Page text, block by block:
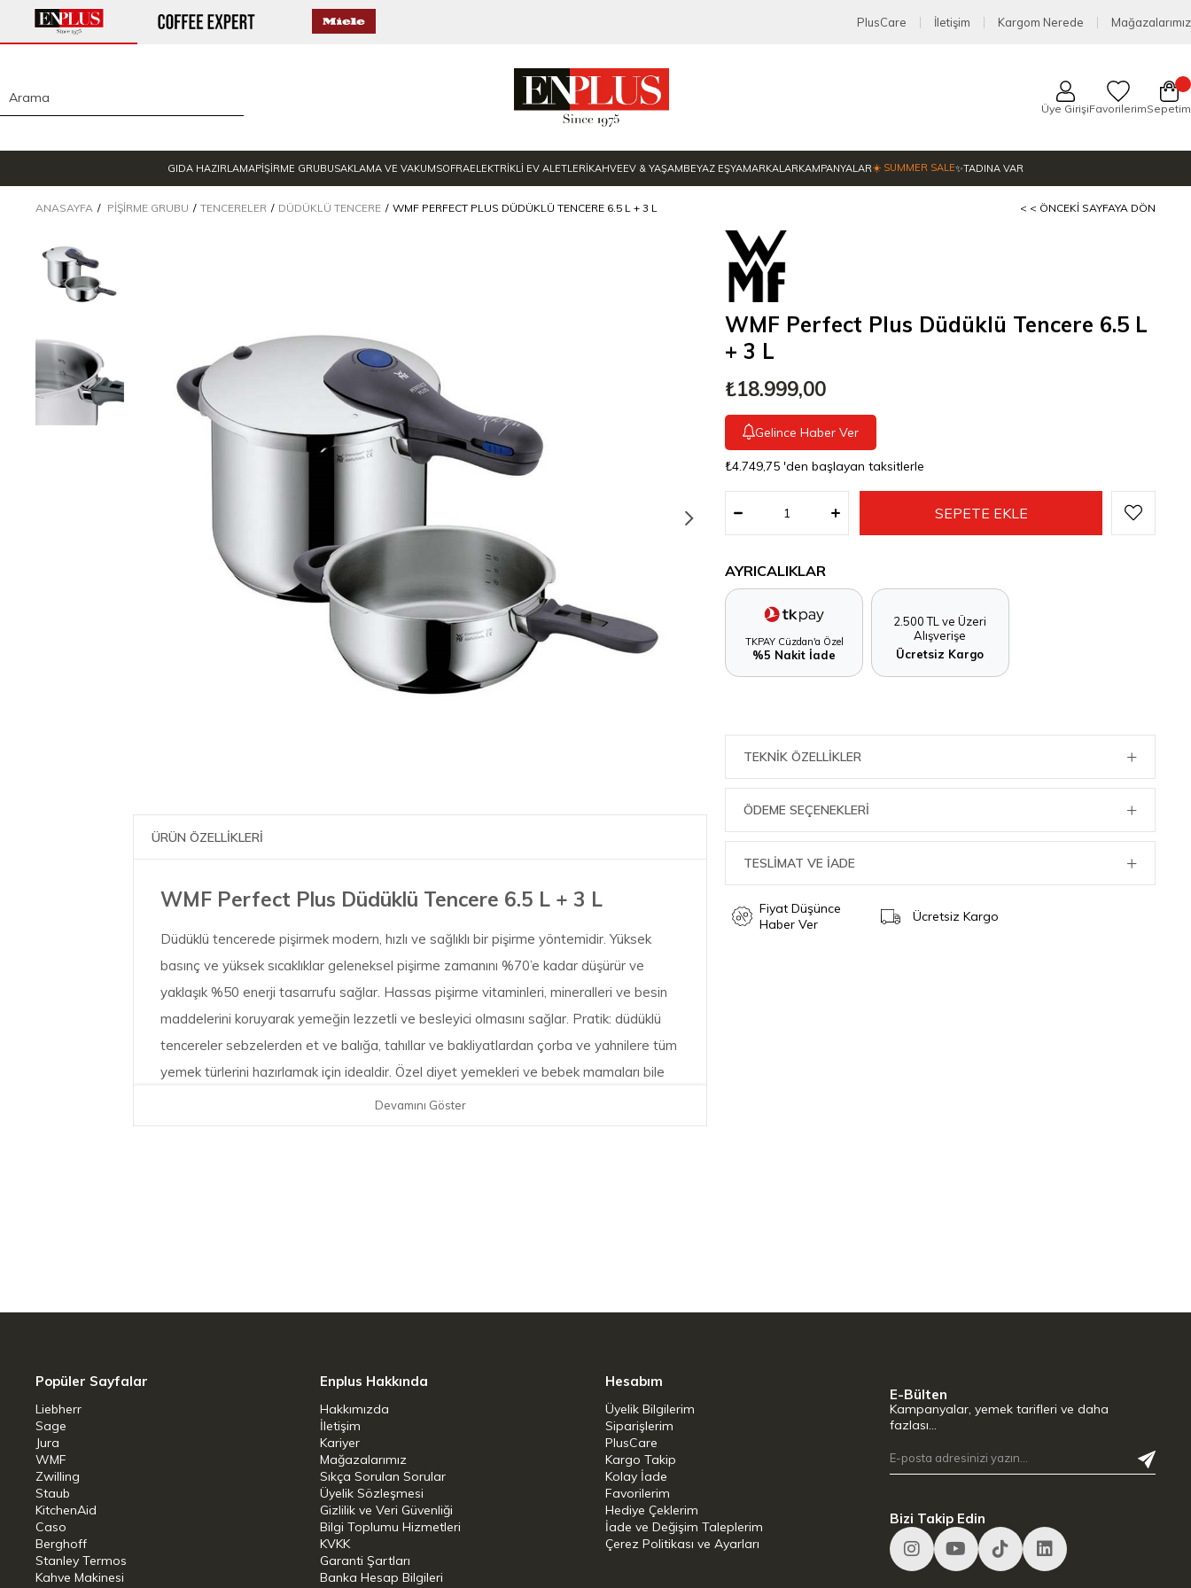
PlusCare İletişim Kargom Nerede Mağazalarımız
Üye GirişiFavorilerimSepetim
GIDA HAZIRLAMAPİŞİRME GRUBUSAKLAMA VE VAKUMSOFRAELEKTRİKLİ EV ALETLERİKAHVEEV & YAŞAMBEYAZ EŞYAMARKALARKAMPANYALAR☀️ SUMMER SALE✨TADINA VAR
ANASAYFA PIŞIRME GRUBU TENCERELER DÜDÜKLÜ TENCERE WMF PERFECT PLUS DÜDÜKLÜ TENCERE 6.5 L + 3 L < < ÖNCEKI SAYFAYA DÖN
ÜRÜN ÖZELLİKLERİ
WMF Perfect Plus Düdüklü Tencere 6.5 L + 3 L
Düdüklü tencerede pişirmek modern, hızlı ve sağlıklı bir pişirme yöntemidir. Yüksek
basınç ve yüksek sıcaklıklar geleneksel pişirme zamanını %70’e kadar düşürür ve
yaklaşık %50 enerji tasarrufu sağlar. Hassas pişirme vitaminleri, mineralleri ve besin
maddelerini koruyarak yemeğin lezzetli ve besleyici olmasını sağlar. Pratik: düdüklü
tencereler sebzelerden et ve balığa, tahıllar ve bakliyatlardan çorba ve yahnilere tüm
yemek türlerini hazırlamak için idealdir. Özel diyet yemekleri ve bebek mamaları bile
ideal şekilde pişer. Düdüklü tencere ayrıca kolay kullanımı ve güvenlik özellikleri ile öne
çıkar. Özet olarak her açıdan mükemmel ve vazgeçilmezdir. Bu koleksiyondaki
kullanım, mutfakta basit birer yardımcı haline getiriyor.
Ocak Tipi: Gaz, Indüksiyon, Elektrikli, Seramik
Materyal: Cromargan 18/10 Paslanmaz Çelik
Devamını Göster
WMF Perfect Plus Düdüklü Tencere 6.5 L
+ 3 L
₺18.999,00
Gelince Haber Ver
₺4.749,75 'den başlayan taksitlerle
AYRICALIKLAR
TKPAY Cüzdan'a Özel
%5 Nakit İade
2.500 TL ve Üzeri
Alışverişe
Ücretsiz Kargo
TEKNIK ÖZELLIKLER
ÖDEME SEÇENEKLERI
TESLİMAT VE İADE
Fiyat Düşünce
Haber Ver
Ücretsiz Kargo
Popüler Sayfalar
Liebherr
Sage
Jura
WMF
Zwilling
Staub
KitchenAid
Caso
Berghoff
Stanley Termos
Kahve Makinesi
Enplus Hakkında
Hakkımızda
İletişim
Kariyer
Mağazalarımız
Sıkça Sorulan Sorular
Üyelik Sözleşmesi
Gizlilik ve Veri Güvenliği
Bilgi Toplumu Hizmetleri
KVKK
Garanti Şartları
Banka Hesap Bilgileri
Hesabım
Üyelik Bilgilerim
Siparişlerim
PlusCare
Kargo Takip
Kolay İade
Favorilerim
Hediye Çeklerim
İade ve Değişim Taleplerim
Çerez Politikası ve Ayarları
E-Bülten
Kampanyalar, yemek tarifleri ve daha
fazlası…
Bizi Takip Edin